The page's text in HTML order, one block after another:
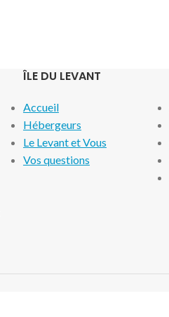
ÎLE DU LEVANT
Accueil
Hébergeurs
Le Levant et Vous
Vos questions